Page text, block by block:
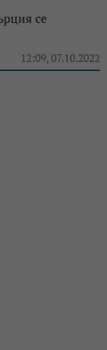
се
12:09, 07.10.2022